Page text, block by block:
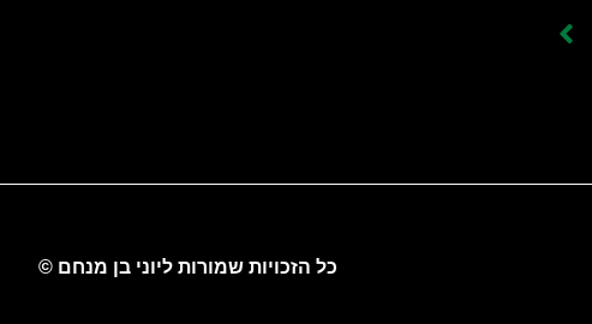
כל הזכויות שמורות ליוני בן מנחם ©